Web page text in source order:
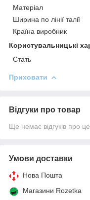
Матеріал
Ширина по лінії талії
Країна виробник
Користувальницькі
Стать
Приховати
Відгуки про товар
Ще немає відгуків про
Умови доставки
Нова Пошта
Магазини Rozetka